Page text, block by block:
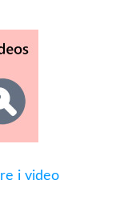
i video